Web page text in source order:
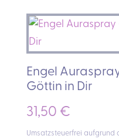
Engel
Göttin in Dir
31,50 €
Umsatzsteuerfrei aufgrund